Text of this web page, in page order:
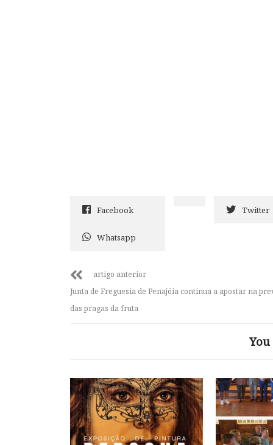
Facebook Twitter
Whatsapp
artigo anterior
Junta de Freguesia de Penajóia continua a apostar na
das pragas da fruta